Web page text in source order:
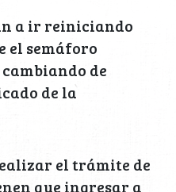
a ir reiniciando
el semáforo
de
de la
el trámite de
que ingresar a